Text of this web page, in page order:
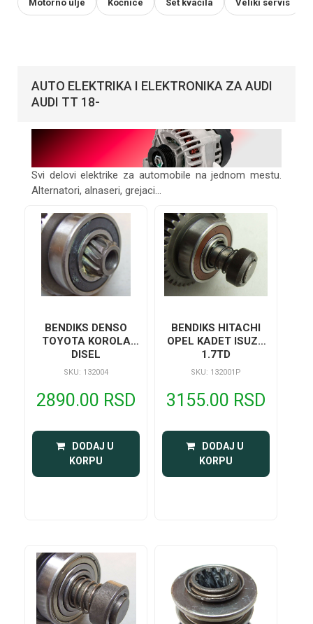
Motorno ulje Kočnice Set kvačila Veliki servis
AUTO ELEKTRIKA I ELEKTRONIKA ZA AUDI
AUDI TT 18-
Svi delovi elektrike za automobile na jednom mestu.
Alternatori, alnaseri, grejaci...
BENDIKS DENSO
TOYOTA KOROLA
DISEL
SKU: 132004
2890.00 RSD
DODAJ U
KORPU
BENDIKS HITACHI
OPEL KADET ISUZU
1.7TD
SKU: 132001P
3155.00 RSD
DODAJ U
KORPU